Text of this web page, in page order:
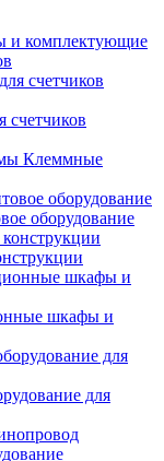
и комплектующие
Клеммные
оборудование
шкафы и
для